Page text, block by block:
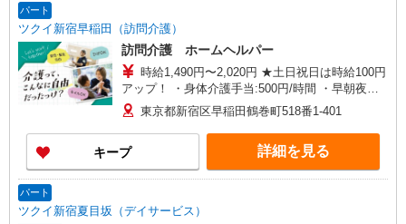
パート
ツクイ新宿早稲田（訪問介護）
訪問介護 ホームヘルパー
時給1,490円〜2,020円 ★土日祝日は時給100円
アップ！ ・身体介護手当:500円/時間 ・早朝夜間
深夜手当:300円/時間 （18:00〜翌07:59の時間
帯） ・ICT手当:2,000円/月 ・ケア→ケアの移動時
間も賃金（時給）を支給 ・居住支援特別手当:120
円/時間含む ※給与幅は資格・経験等による
東京都新宿区早稲田鶴巻町518番1-401
キープ 詳細を見る
パート
ツクイ新宿夏目坂（デイサービス）